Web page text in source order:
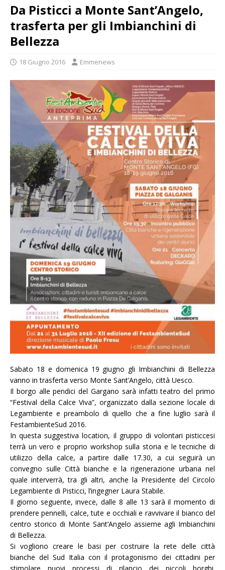
Da Pisticci a Monte Sant’Angelo,
trasferta per gli Imbianchini di
Bellezza
18 Giugno 2016 Emmenews
Sabato 18 e domenica 19 giugno gli Imbianchini di Bellezza
vanno in trasferta verso Monte Sant’Angelo, città Uesco.
Il borgo alle pendici del Gargano sarà infatti teatro del primo
“Festival della Calce Viva”, organizzato dalla sezione locale di
Legambiente e preambolo di quello che a fine luglio sarà il
FestambienteSud 2016.
In questa suggestiva location, il gruppo di volontari pisticcesi
terrà un vero e proprio workshop sulla storia e le tecniche di
utilizzo della calce, a partire dalle 17.30, a cui seguirà un
convegno sulle Città bianche e la rigenerazione urbana nel
quale interverrà, tra gli altri, anche la Presidente del Circolo
Legambiente di Pisticci, l’ingegner Laura Stabile.
Il giorno seguente, invece, dalle 8 alle 13 sarà il momento di
prendere pennelli, calce, tute e occhiali e ravvivare il bianco del
centro storico di Monte Sant’Angelo assieme agli Imbianchini
di Bellezza.
Si vogliono creare le basi per costruire la rete delle città
bianche del Sud Italia con il protagonismo dei cittadini per